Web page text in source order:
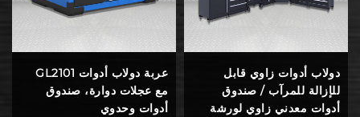
دولاب أدوات زاوي قابل
للإزالة للمرآب / صندوق
أدوات معدني زاوي لورشة
عربة دولاب أدوات GL2101
مع عجلات دوارة، صندوق
أدوات وحدوي